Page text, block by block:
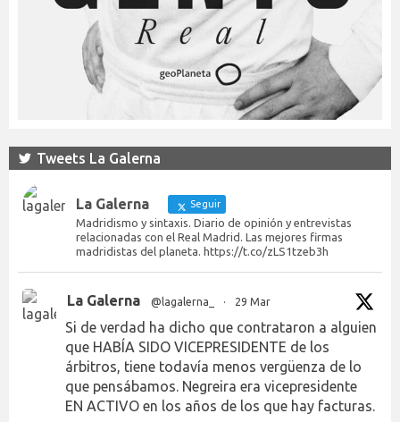
Tweets La Galerna
La Galerna Seguir
Madridismo y sintaxis. Diario de opinión y entrevistas
relacionadas con el Real Madrid. Las mejores firmas
madridistas del planeta. https://t.co/zLS1tzeb3h
La Galerna @lagalerna_ · 29 Mar
Si de verdad ha dicho que contrataron a alguien
que HABÍA SIDO VICEPRESIDENTE de los
árbitros, tiene todavía menos vergüenza de lo
que pensábamos. Negreira era vicepresidente
EN ACTIVO en los años de los que hay facturas.